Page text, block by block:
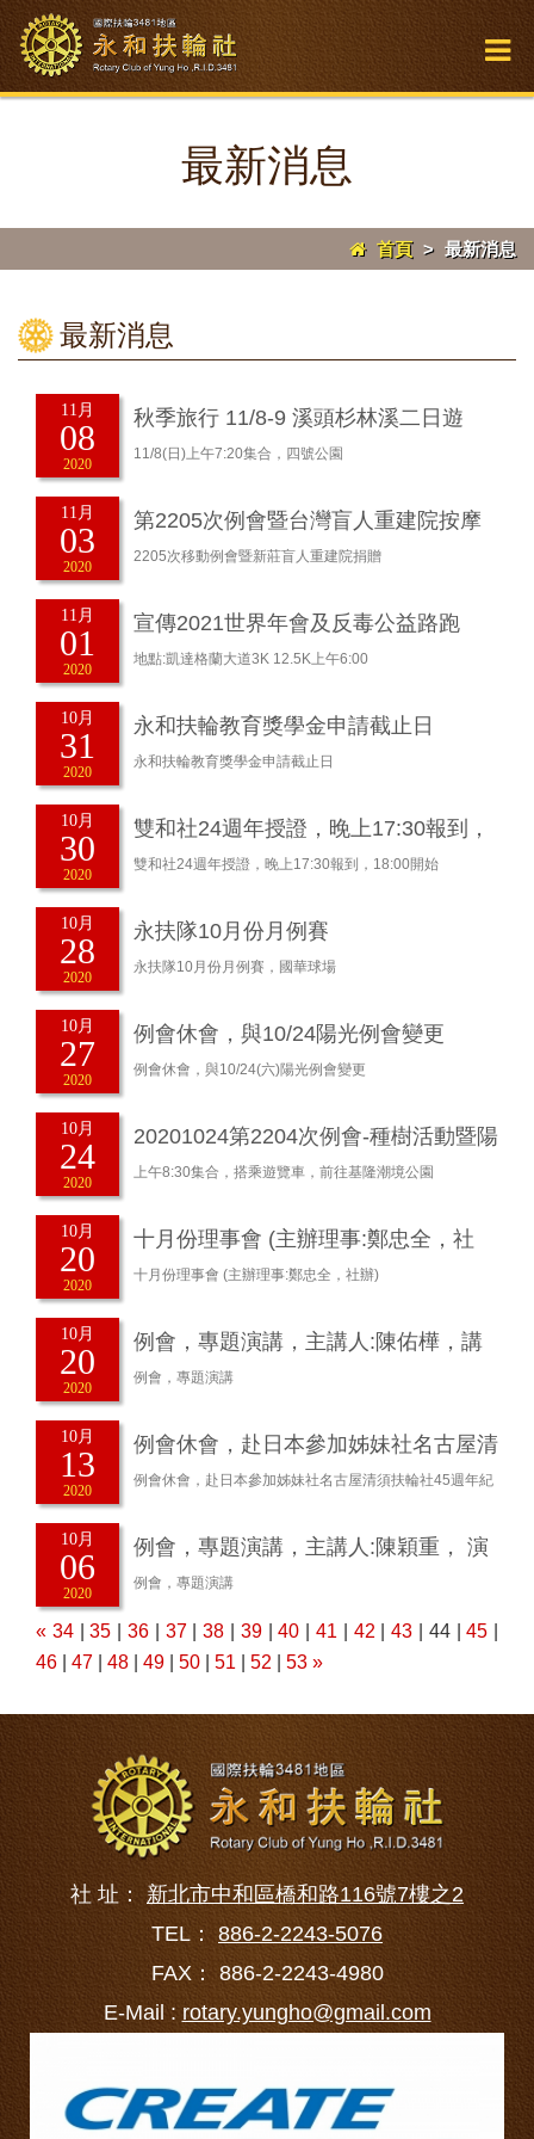
最新消息
首頁> 最新消息
最新消息
11月
08
2020
秋季旅行 11/8-9 溪頭杉林溪二日遊
11/8(日)上午7:20集合，四號公園
11月
03
2020
第2205次例會暨台灣盲人重建院按摩
養成班教具捐贈儀式
2205次移動例會暨新莊盲人重建院捐贈
11月
01
2020
宣傳2021世界年會及反毒公益路跑
地點:凱達格蘭大道3K 12.5K上午6:00
10月
31
2020
永和扶輪教育獎學金申請截止日
永和扶輪教育獎學金申請截止日
10月
30
2020
雙和社24週年授證，晚上17:30報到，
18:00開始
雙和社24週年授證，晚上17:30報到，18:00開始
10月
28
2020
永扶隊10月份月例賽
永扶隊10月份月例賽，國華球場
10月
27
2020
例會休會，與10/24陽光例會變更
例會休會，與10/24(六)陽光例會變更
10月
24
2020
20201024第2204次例會-種樹活動暨陽
光例會
上午8:30集合，搭乘遊覽車，前往基隆潮境公園
10月
20
2020
十月份理事會 (主辦理事:鄭忠全，社
辦)
十月份理事會 (主辦理事:鄭忠全，社辦)
10月
20
2020
例會，專題演講，主講人:陳佑樺，講
題:東西方插花的藝術與起源
例會，專題演講
10月
13
2020
例會休會，赴日本參加姊妹社名古屋清
須扶輪社45週年紀念慶典取
例會休會，赴日本參加姊妹社名古屋清須扶輪社45週年紀
10月
06
2020
例會，專題演講，主講人:陳穎重， 演
講題目：保險停看聽，你
例會，專題演講
« 34|35 36| 37|38 39|40 41 42 |43 | 44 |45
46
47 48 49 50 51 52 53 »
社 址： 新北市中和區橋和路116號7樓之2
TEL： 886-2-2243-5076
FAX： 886-2-2243-4980
E-Mail : rotary.yungho@gmail.com